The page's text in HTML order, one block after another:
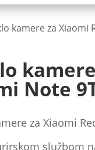
kamere za Xiaomi
Note
za Xiaomi
službom